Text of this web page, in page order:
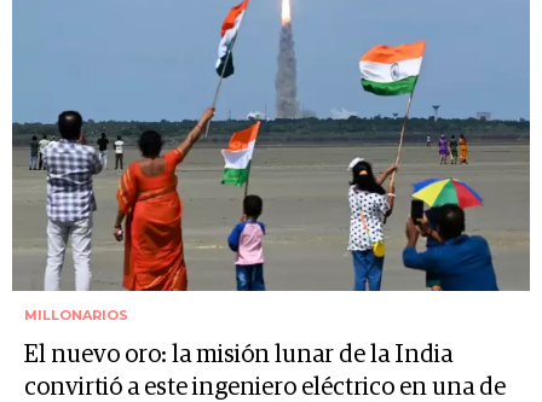
MILLONARIOS
El nuevo oro: la misión lunar de la India
convirtió a este ingeniero eléctrico en una de